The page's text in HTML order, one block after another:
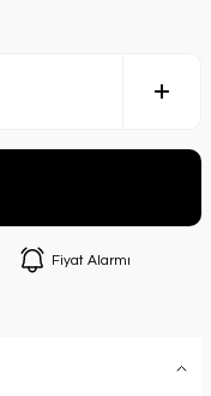
Fiyat Alarmı